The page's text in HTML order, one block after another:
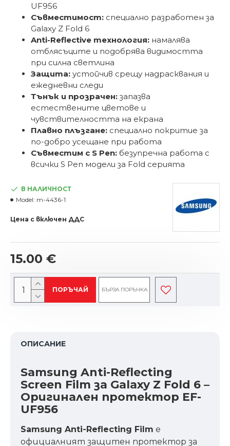
15.00 €
В НАЛИЧНОСТ
Model: m-4436-1
Цена с включен ДДС
ПОРЪЧАЙ БЪРЗА ПОРЪЧКА
UF956
Съвместимост: специално разработен за
Galaxy Z Fold 6
Anti-Reflective технология: намалява
отблясъците и подобрява видимостта
при силна светлина
Защита: устойчив срещу надрасквания и
ежедневни следи
Тънък и прозрачен: запазва
естествените цветове и
чувствителността на екрана
Плавно плъзгане: специално покритие за
по-добро усещане при работа
Съвместим с S Pen: безупречна работа с
всички S Pen модели за Fold серията
ОПИСАНИЕ
Samsung Anti-Reflecting
Screen Film за Galaxy Z Fold 6 –
Оригинален протектор EF-
UF956
Samsung Anti-Reflecting Film е
официалният защитен протектор за